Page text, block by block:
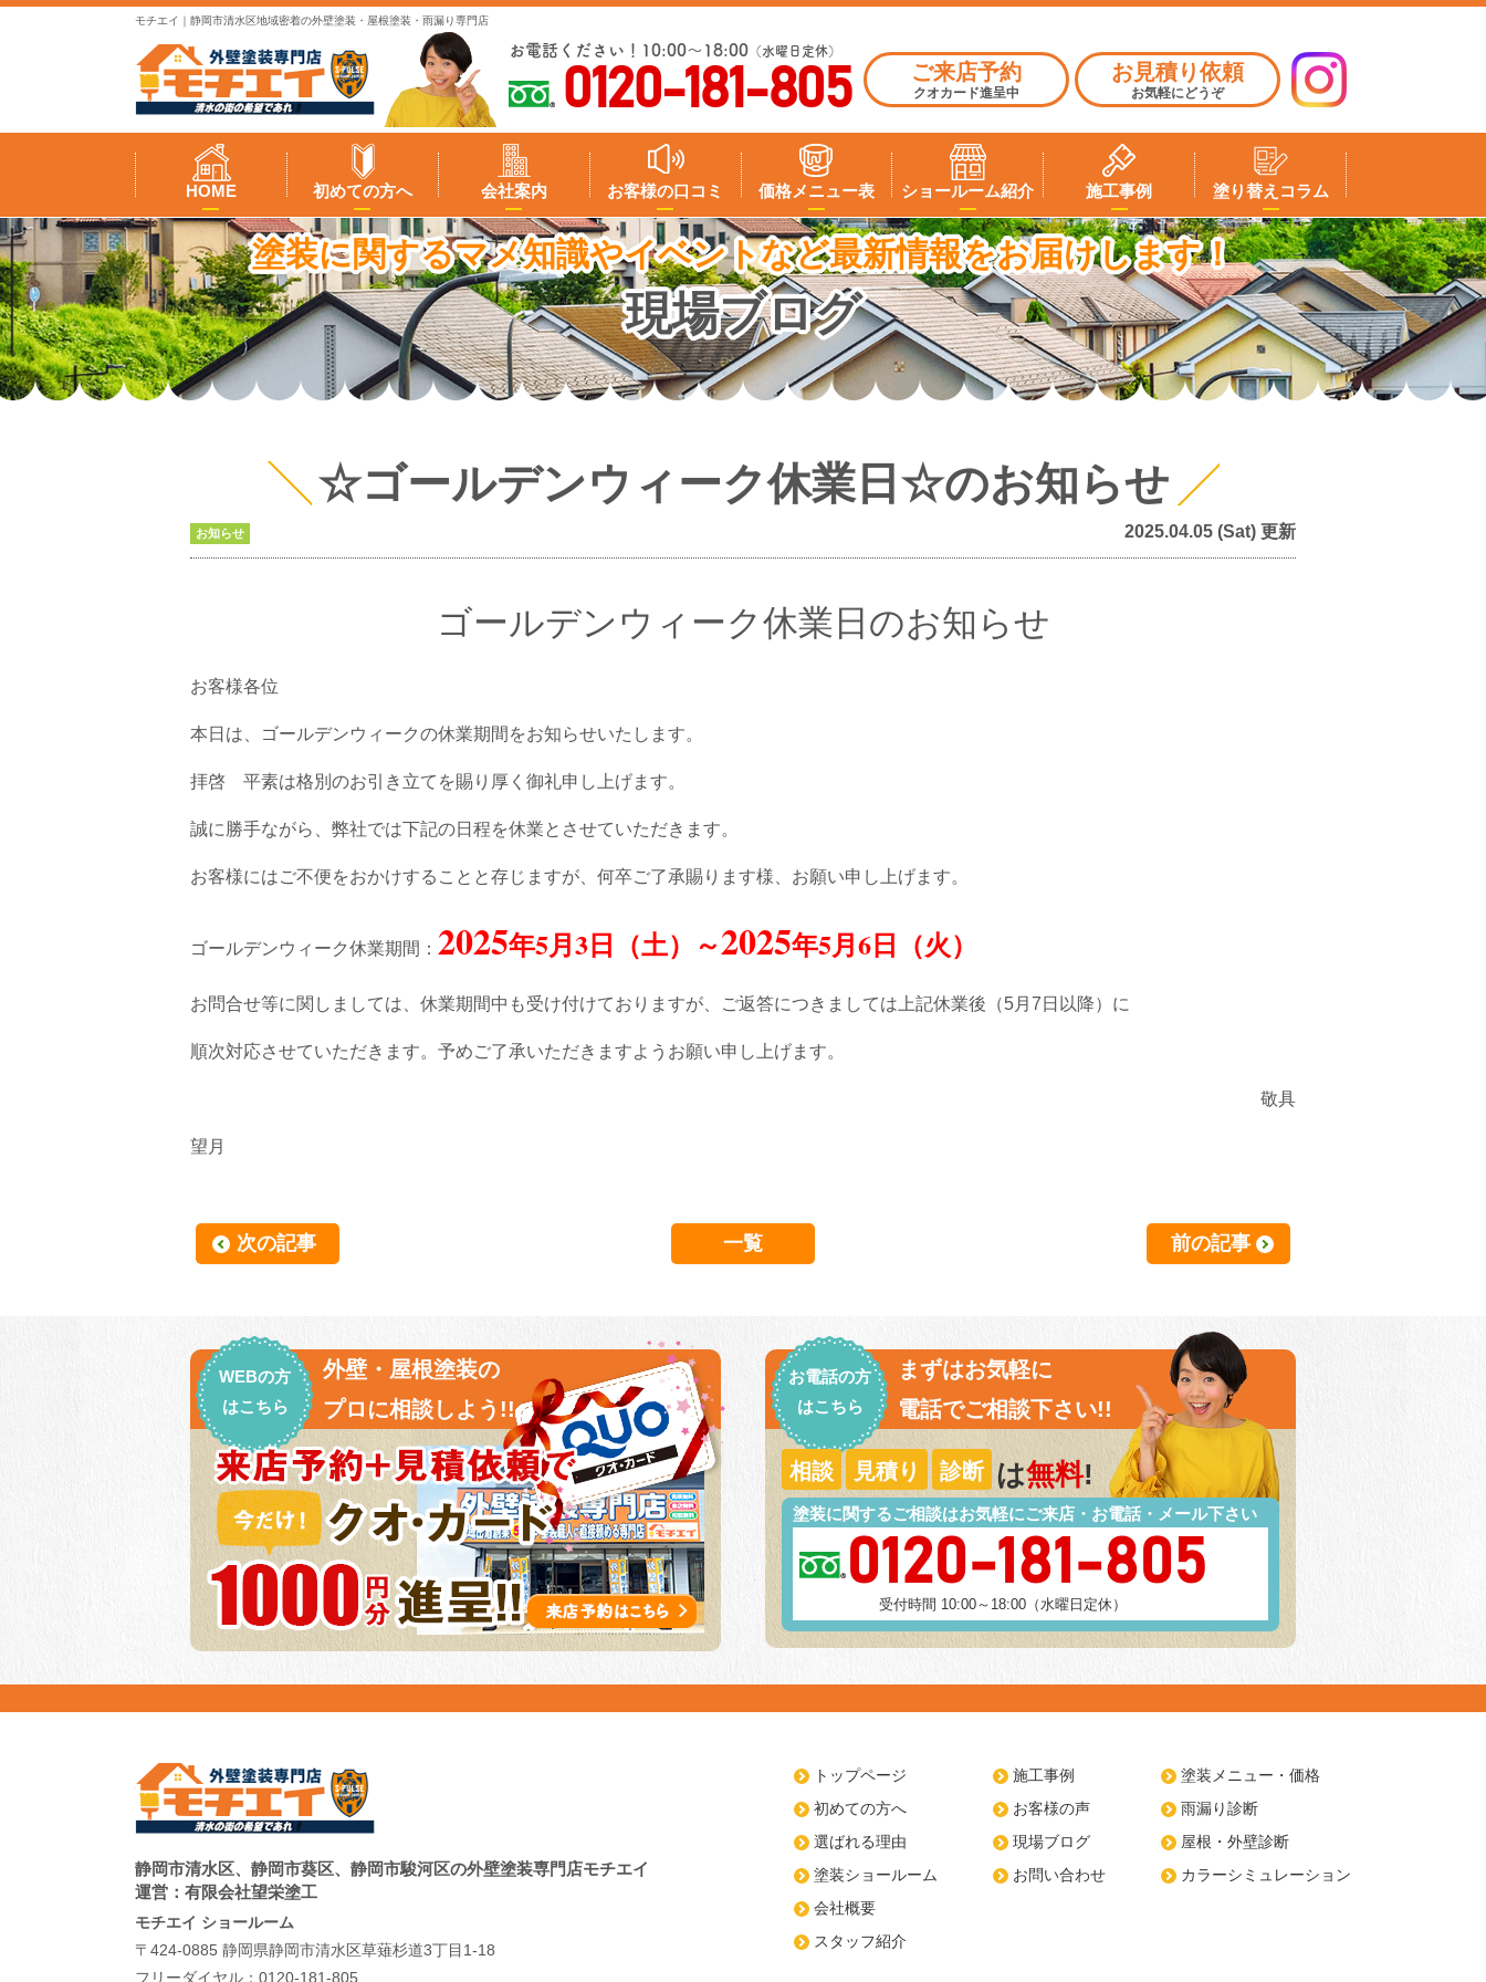
モチエイ｜静岡市清水区地域密着の外壁塗装・屋根塗装・雨漏り専門店
お電話ください！10:00～18:00 （水曜日定休）
0120-181-805 ご来店予約
クオカード進呈中
お見積り依頼
お気軽にどうぞ
HOME 初めての方へ 会社案内 お客様の口コミ 価格メニュー表 ショールーム紹介 施工事例 塗り替えコラム
塗装に関するマメ知識やイベントなど最新情報をお届けします！
現場ブログ
☆ゴールデンウィーク休業日☆のお知らせ
お知らせ 2025.04.05 (Sat) 更新
ゴールデンウィーク休業日 のお知らせ
お客様各位
本日は、ゴールデンウィークの休業期間をお知らせいたします。
拝啓 平素は格別のお引き立てを賜り厚く御礼申し上げます。
誠に勝手ながら、弊社では下記の日程を休業とさせていただきます。
お客様にはご不便をおかけすることと存じますが、何卒ご了承賜ります様、お願い申し上げます。
ゴールデンウィーク休業期間： 2025年5月3日（土）～2025年5月6日（火）
お問合せ等に関しましては、休業期間中も受け付けておりますが、ご返答につきましては上記休業後（5月7日以降）に
順次対応させていただきます。予めご了承いただきますようお願い申し上げます。
敬具
望月
次の記事 一覧 前の記事
お電話の方
はこちら
まずはお気軽に
電話でご相談下さい!!
相談 見積り 診断 は無料!
塗装に関するご相談はお気軽にご来店・お電話・メール下さい
0120-181-805
受付時間 10:00～18:00（水曜日定休）
WEBの方
はこちら
外壁・屋根塗装の
プロに相談しよう!!
静岡市清水区、静岡市葵区、静岡市駿河区の外壁塗装専門店モチエイ
運営：有限会社望栄塗工
モチエイ ショールーム
〒424-0885 静岡県静岡市清水区草薙杉道3丁目1-18
フリーダイヤル： 0120-181-805
トップページ
初めての方へ
選ばれる理由
塗装ショールーム
会社概要
スタッフ紹介
施工事例
お客様の声
現場ブログ
お問い合わせ
塗装メニュー・価格
雨漏り診断
屋根・外壁診断
カラーシミュレーション